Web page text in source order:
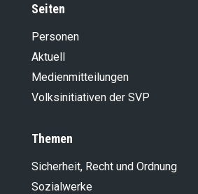
Seiten
Personen
Aktuell
Medienmitteilungen
Volksinitiativen der SVP
Themen
Sicherheit, Recht und Ordnung
Sozialwerke